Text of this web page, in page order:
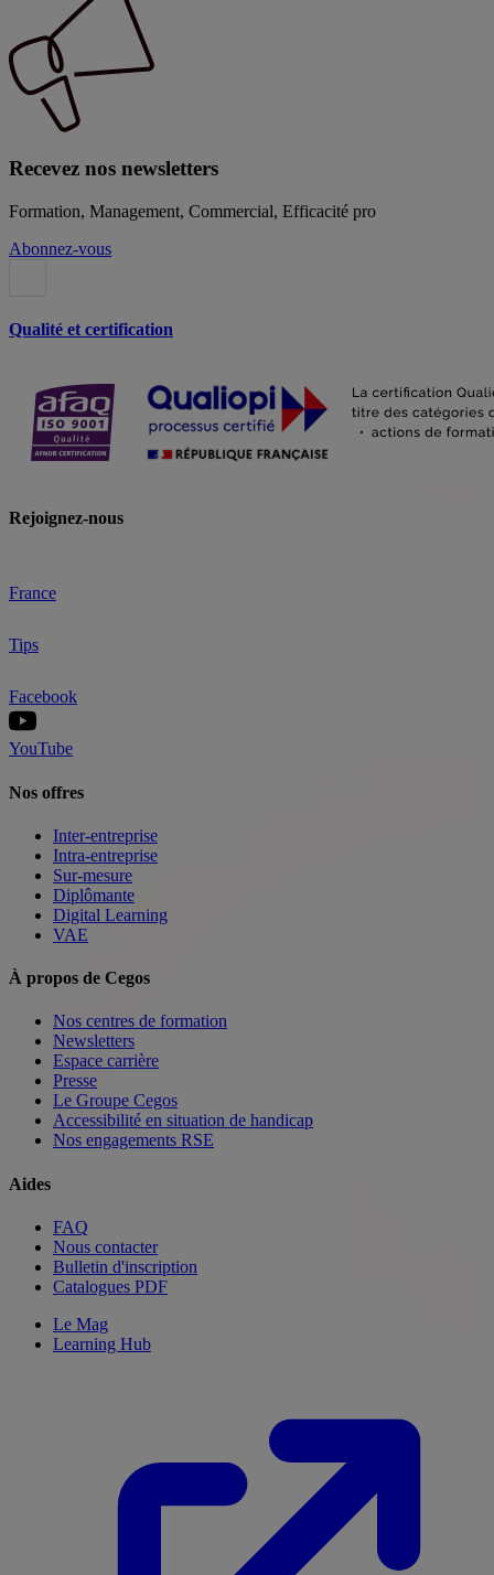
Recevez nos newsletters
Formation, Management, Commercial, Efficacité pro
Abonnez-vous
Qualité et certification
Rejoignez-nous
France
Tips
Facebook
YouTube
Nos offres
Inter-entreprise
Intra-entreprise
Sur-mesure
Diplômante
Digital Learning
VAE
À propos de Cegos
Nos centres de formation
Newsletters
Espace carrière
Presse
Le Groupe Cegos
Accessibilité en situation de handicap
Nos engagements RSE
Aides
FAQ
Nous contacter
Bulletin d'inscription
Catalogues PDF
Le Mag
Learning Hub